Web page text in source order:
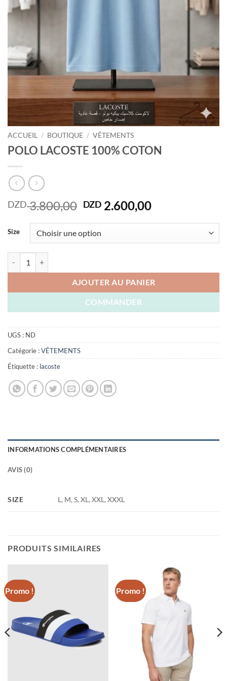
ACCUEIL / BOUTIQUE / VÊTEMENTS
POLO LACOSTE 100% COTON
DZD3.800,00 Le
initial
était :
DZD 2.600,00Le
est :
Size
AJOUTER AU PANIER
COMMANDER
UGS : ND
Catégorie :VÊTEMENTS
Étiquette : lacoste
INFORMATIONS COMPLÉMENTAIRES
AVIS (0)
SIZE L, M, S, XL, XXL, XXXL
PRODUITS SIMILAIRES
Promo ! Promo !